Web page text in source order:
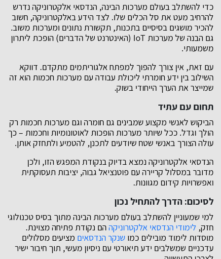
כדי להשתלב בעולם מערכות הבינה, הנדסאי אלקטרוניקה נדרש
להרחיב מעט את סל הכלים שלו. לצד הידע באלקטרוניקה, חשוב
להכיר מושגים בסיסיים בתכנות, תקשורת נתונים ומערכות משוב.
גם הבנה של מערכות IoT (האינטרנט של הדברים) הופכת ליתרון
משמעותי.
עם זאת, אין צורך להפוך למפתח אלגוריתמים מתקדם. דווקא
השילוב בין ידע חומרתי ליכולת עבודה עם מערכות חכמות הוא זה
שמייצר את הערך הייחודי בשוק.
תחום עם עתיד
הביקוש לאנשי מקצוע שמבינים גם חומרה וגם מערכות חכמות רק
הולך וגדל. ככל שיותר מערכות הופכות לאוטונומיות וחכמות – כך
עולה הצורך באנשי שטח שיודעים לתכנן, להטמיע ולתחזק אותן.
הנדסאי אלקטרוניקה נמצא בדיוק בנקודת המפגש הזו, ולכן
מדובר במסלול קריירה עם פוטנציאל גבוה, יציבות תעסוקתית
ואפשרויות קידום מגוונות.
לסיכום: הדרך להתחיל נכון
למי שמעוניין להשתלב בעולם מערכות הבינה מתוך בסיס טכנולוגי
חזק, לימודי הנדסאי אלקטרוניקההם נקודת פתיחה מצוינת.
מוסדות לימוד מובילים כמו שנקר הנדסאים מציעים מסלולים
עדכניים שמשלבים ידע תיאורטי עם ניסיון מעשי, תוך חיבור ישיר